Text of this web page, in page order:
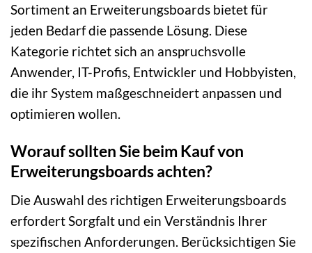
Sortiment an Erweiterungsboards bietet für
jeden Bedarf die passende Lösung. Diese
Kategorie richtet sich an anspruchsvolle
Anwender, IT-Profis, Entwickler und Hobbyisten,
die ihr System maßgeschneidert anpassen und
optimieren wollen.
Worauf sollten Sie beim Kauf von
Erweiterungsboards achten?
Die Auswahl des richtigen Erweiterungsboards
erfordert Sorgfalt und ein Verständnis Ihrer
spezifischen Anforderungen. Berücksichtigen Sie